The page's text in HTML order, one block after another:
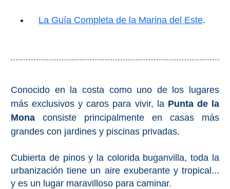
LAS
Órgiva
Pampaneira
Bubión
Capileira
La Guía Completa de la Marina del Este.
Conocido en la costa como uno de los lugares
más exclusivos y caros para vivir, la Punta de la
Mona consiste principalmente en casas más
grandes con jardines y piscinas privadas.
Cubierta de pinos y la colorida buganvilla, toda la
urbanización tiene un aire exuberante y tropical...
y es un lugar maravilloso para caminar.